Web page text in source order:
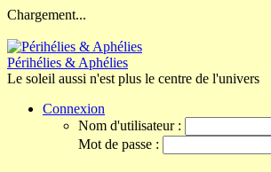
Chargement...
Périhélies & Aphélies
Le soleil aussi n'est plus le centre de l'univers
Connexion
Nom d'utilisateur :
Mot de passe :